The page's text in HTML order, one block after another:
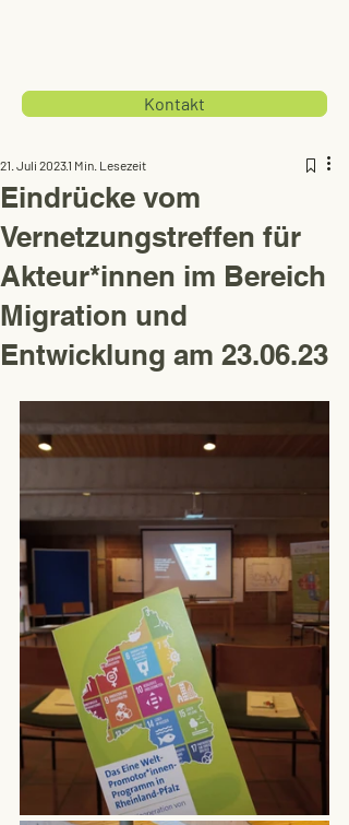
Kontakt
Eindrücke vom
Vernetzungstreffen für
Akteur*innen im Bereich
Migration und
Entwicklung am 23.06.23
21. Juli 20231 Min. Lesezeit